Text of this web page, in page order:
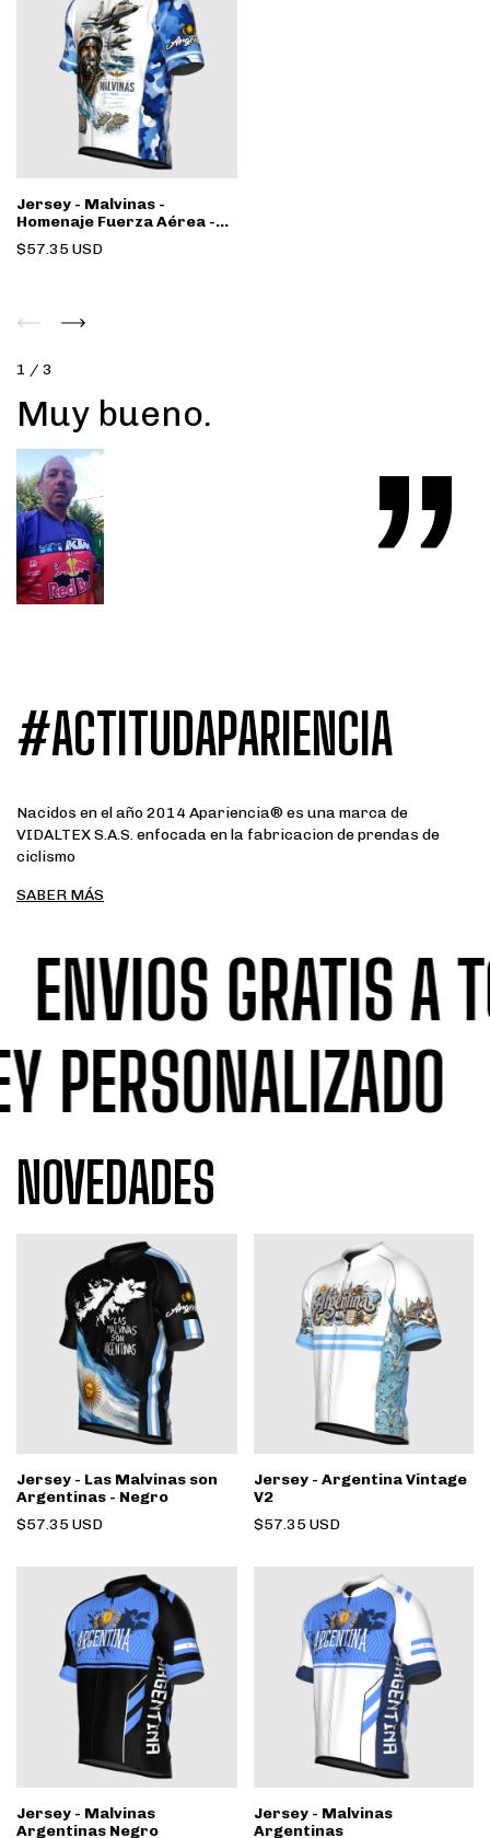
Jersey - Malvinas -
Homenaje Fuerza Aérea -
Azul
$57.35 USD
1 / 3
Muy bueno. ”
#ACTITUDAPARIENCIA
Nacidos en el año 2014 Apariencia® es una marca de
VIDALTEX S.A.S. enfocada en la fabricacion de prendas de
ciclismo
SABER MÁS
GRATIS A
PERSONALIZADO
NOVEDADES
Jersey - Las Malvinas son
Argentinas - Negro
$57.35 USD
Jersey - Argentina Vintage
V2
$57.35 USD
Jersey - Malvinas
Argentinas Negro
Jersey - Malvinas
Argentinas